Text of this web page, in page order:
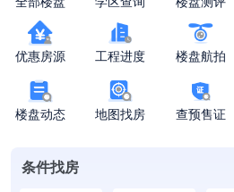
优惠房源 工程进度 楼盘航拍
楼盘动态 地图找房 查预售证
条件找房